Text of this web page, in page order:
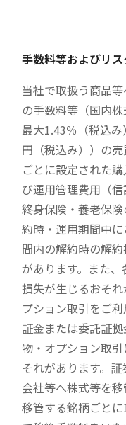
手数料等およびリ
当社で取扱う商品
の手数料等（国内
最大1.43％（税込
円（税込み））の
ごとに設定された
び運用管理費用（
終身保険・養老保
約時・運用期間中
間内の解約時の解
があります。また
損失が生じるおそ
プション取引をご
証金または委託証
物・オプション取
それがあります。
会社等へ株式等を移
移管する銘柄ごと